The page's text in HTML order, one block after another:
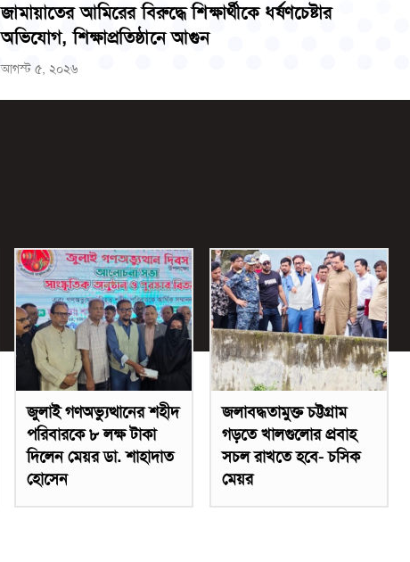
জামায়াতের আমিরের বিরুদ্ধে শিক্ষার্থীকে ধর্ষণচেষ্টার
অভিযোগ, শিক্ষাপ্রতিষ্ঠানে আগুন
আগস্ট ৫, ২০২৬
জুলাই গণঅভ্যুত্থানের শহীদ
পরিবারকে ৮ লক্ষ টাকা
দিলেন মেয়র ডা. শাহাদাত
হোসেন
জলাবদ্ধতামুক্ত চট্টগ্রাম
গড়তে খালগুলোর প্রবাহ
সচল রাখতে হবে- চসিক
মেয়র